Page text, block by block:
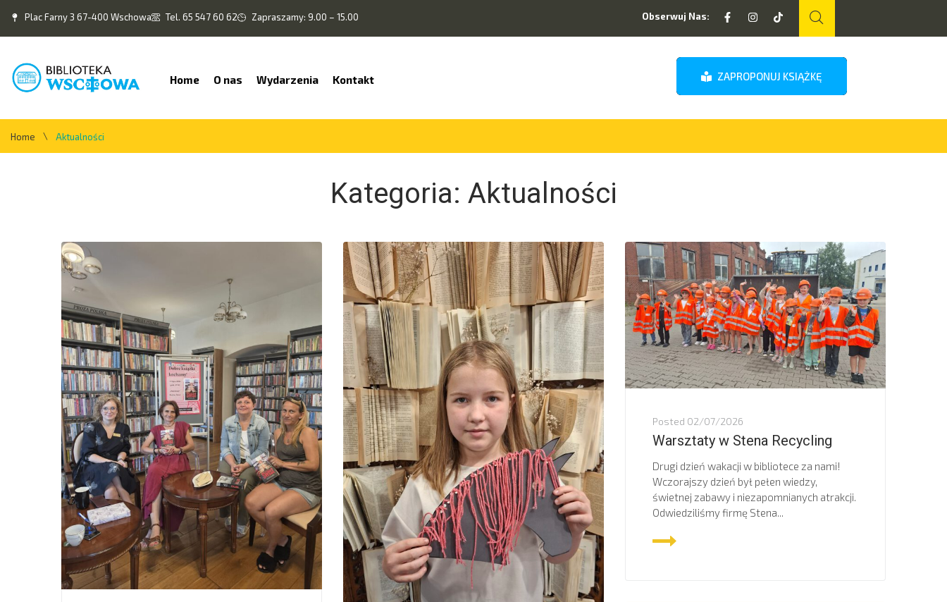
Plac Farny 3 67-400 Wschowa Tel. 65 547 60 62 Zapraszamy: 9.00 – 15.00 Obserwuj Nas:
Home O nas Wydarzenia Kontakt ZAPROPONUJ KSIĄŻKĘ
Home \ Aktualności
Kategoria: Aktualności
Posted 02/07/2026
Warsztaty w Stena Recycling
Drugi dzień wakacji w bibliotece za nami!
Wczorajszy dzień był pełen wiedzy,
świetnej zabawy i niezapomnianych atrakcji.
Odwiedziliśmy firmę Stena...